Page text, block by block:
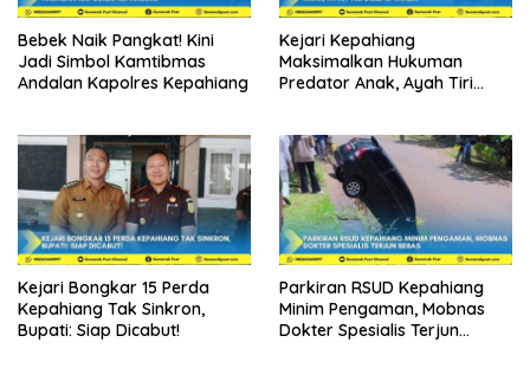
Bebek Naik Pangkat! Kini
Jadi Simbol Kamtibmas
Andalan Kapolres Kepahiang
Kejari Kepahiang
Maksimalkan Hukuman
Predator Anak, Ayah Tiri
Kejari Bongkar 15 Perda
Kepahiang Tak Sinkron,
Bupati: Siap Dicabut!
Parkiran RSUD Kepahiang
Minim Pengaman, Mobnas
Dokter Spesialis Terjun